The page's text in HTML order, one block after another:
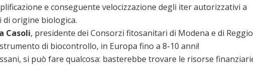
e conseguente velocizzazione degli iter autorizzativi a
origine biologica.
Casoli, presidente dei Consorzi fitosanitari di Modena e di
di biocontrollo, in Europa fino a 8-10 anni!
si può fare qualcosa: basterebbe trovare le risorse